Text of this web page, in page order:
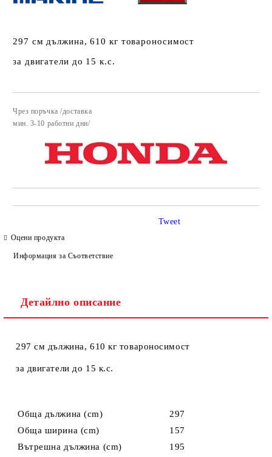
297 см дължина, 610 кг товароносимост
за двигатели до 15 к.с.
Чрез поръчка /доставка
​мин. 3-10 работни дни/
Оцени продукта
Информация за Съответствие
Tweet
Детайлно описание
297 см дължина, 610 кг товароносимост
за двигатели до 15 к.с.
Обща дължина (cm)
297
Обща ширина (cm)
157
Вътрешна дължина (cm)
195